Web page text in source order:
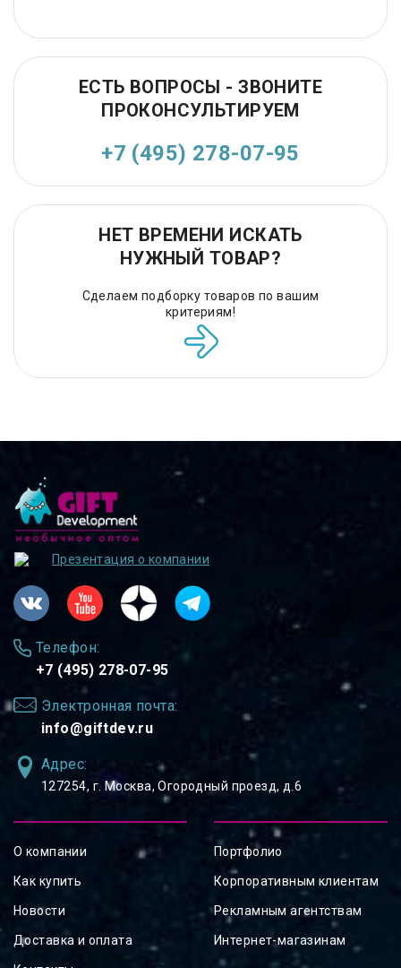
ЕСТЬ ВОПРОСЫ - ЗВОНИТЕ
ПРОКОНСУЛЬТИРУЕМ
+7 (495) 278-07-95
НЕТ ВРЕМЕНИ ИСКАТЬ
НУЖНЫЙ ТОВАР?
Сделаем подборку товаров по вашим
критериям!
Презентация о компании
Телефон:
+7 (495) 278-07-95
Электронная почта:
info@giftdev.ru
Адрес:
127254, ⁠г. Москва, Огородный проезд, д.6
О компании
Как купить
Новости
Доставка и оплата
Портфолио
Корпоративным клиентам
Рекламным агентствам
Интернет-магазинам